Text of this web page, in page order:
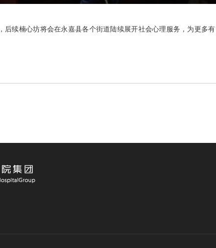
后续楠心坊将会在永嘉县各个街道陆续展开社会心理服务，为更多